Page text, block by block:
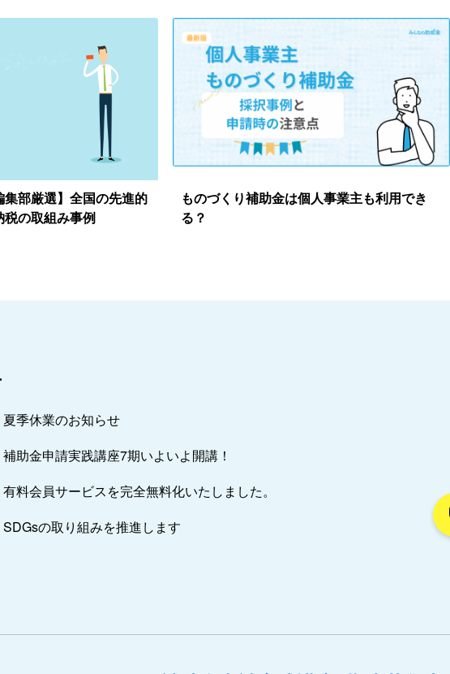
集部厳選】全国の先進的
の取組み事例
ものづくり補助金は個人事業主も利用でき
る？
夏季休業のお知らせ
補助金申請実践講座7期いよいよ開講！
有料会員サービスを完全無料化いたしました。
SDGsの取り組みを推進します